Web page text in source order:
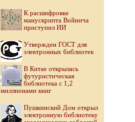
К расшифровке
манускрипта Войнича
приступил ИИ
Утвержден ГОСТ для
электронных библиотек
В Китае открылась
футуристическая
библиотека с 1,2
миллионами книг
Пушкинский Дом открыл
электронную библиотеку